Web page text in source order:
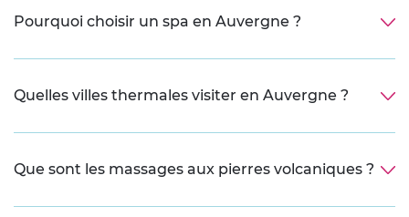
Pourquoi choisir un spa en Auvergne ?
Quelles villes thermales visiter en Auvergne ?
Que sont les massages aux pierres volcaniques ?